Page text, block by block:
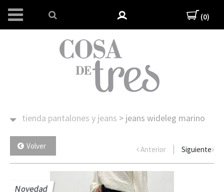
(0)
tienda pantalones y jeans > jeans wideleg marino
Volver Anterior Siguiente
Novedad